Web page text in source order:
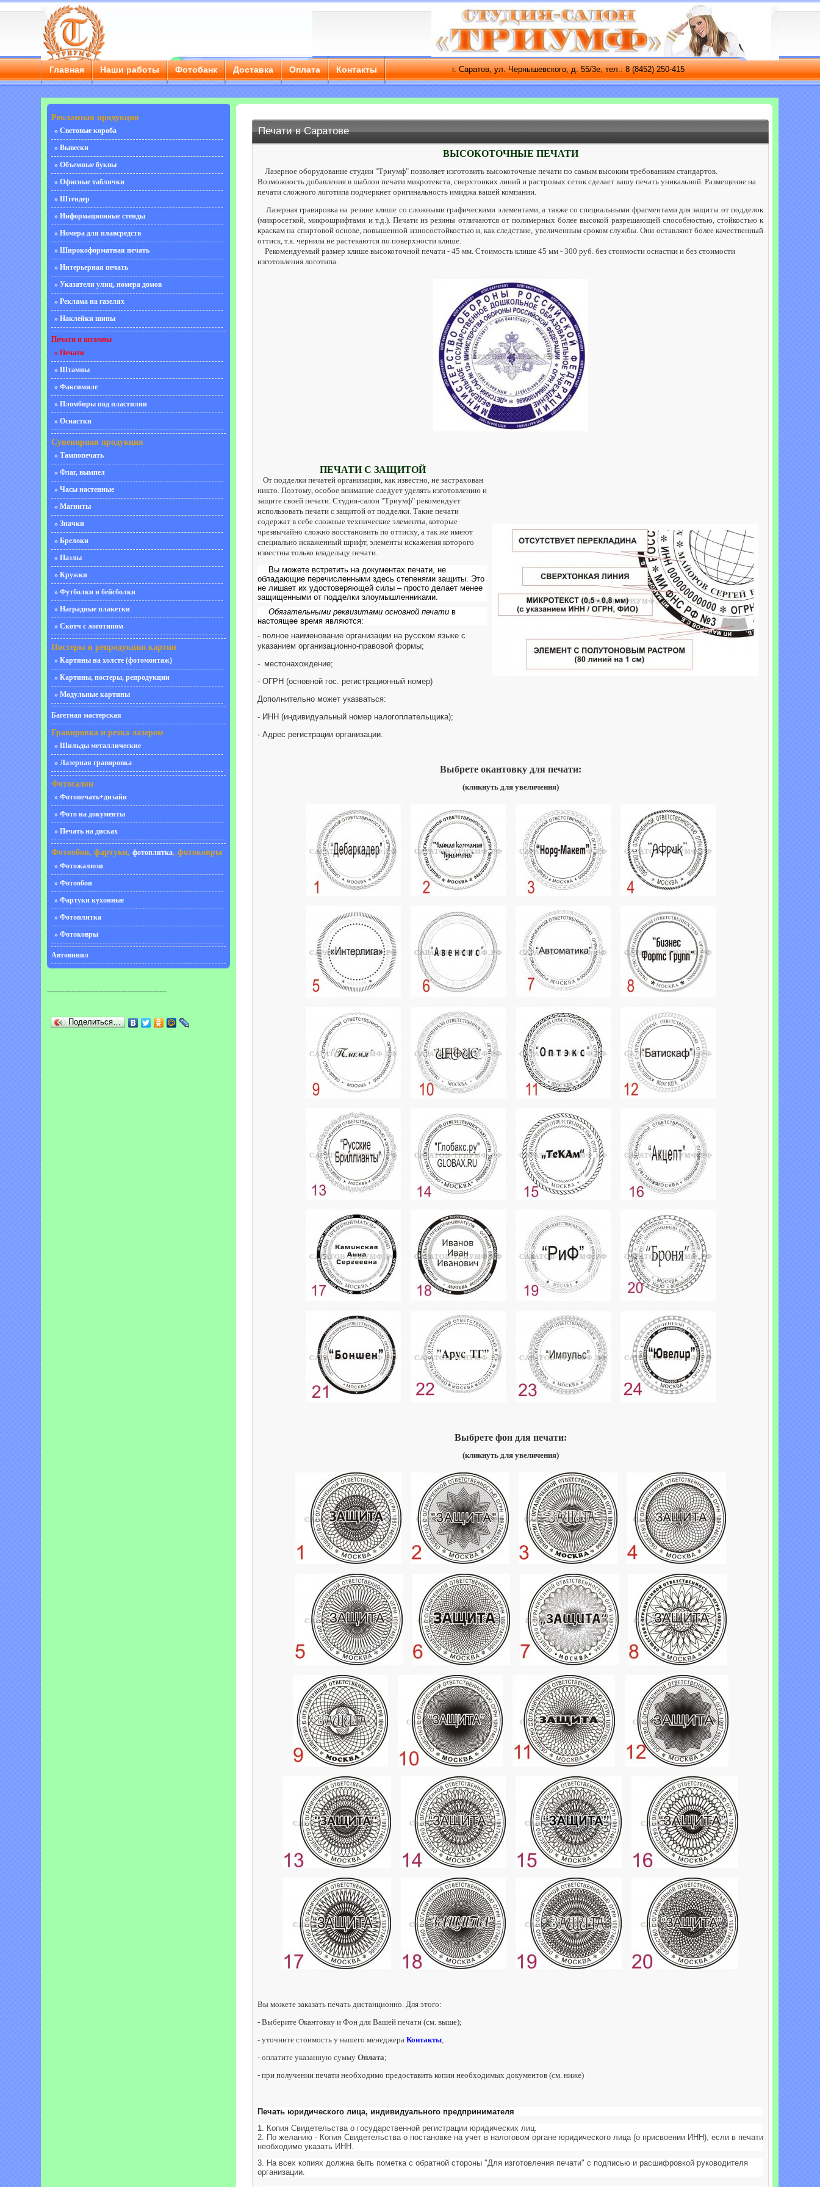
Главная Правила Контакты
Главная Наши работы Фотобанк Доставка Оплата Контакты г. Саратов, ул. Чернышевского, д. 55/3е, тел.: 8 (8452) 250-415
Рекламная продукция
» Световые короба
» Вывески
» Объемные буквы
» Офисные таблички
» Штендер
» Информационные стенды
» Номера для плавсредств
» Широкоформатная печать
» Интерьерная печать
» Указатели улиц, номера домов
» Реклама на газелях
» Наклейки шипы
Печати и штампы
» Печати
» Штампы
» Факсимиле
» Пломбиры под пластилин
» Оснастки
Сувенирная продукция
» Тампопечать
» Флаг, вымпел
» Часы настенные
» Магниты
» Значки
» Брелоки
» Пазлы
» Кружки
» Футболки и бейсболки
» Наградные плакетки
» Скотч с логотипом
Постеры и репродукции картин
» Картины на холсте (фотомонтаж)
» Картины, постеры, репродукции
» Модульные картины
Багетная мастерская
Гравировка и резка лазером
» Шильды металлические
» Лазерная гравировка
Фотосалон
» Фотопечать+дизайн
» Фото на документы
» Печать на дисках
Фотообои, фартуки,фотоплитка, фотоковры
» Фотожалюзи
» Фотообои
» Фартуки кухонные
» Фотоплитка
» Фотоковры
Автовинил
-------------------------------------------------
Поделиться…
Печати в Саратове
ВЫСОКОТОЧНЫЕ ПЕЧАТИ
Лазерное оборудование студии "Триумф" позволяет изготовить высокоточные печати по самым высоким требованиям стандартов.
Возможность добавления в шаблон печати микротекста, сверхтонких линий и растровых сеток сделает вашу печать уникальной. Размещение на
печати сложного логотипа подчеркнет оригинальность имиджа вашей компании.
Лазерная гравировка на резине клише со сложными графическими элементами, а также со специальными фрагментами для защиты от подделок
(микросеткой, микрошрифтами и т.д.). Печати из резины отличаются от полимерных более высокой разрешающей способностью, стойкостью к
краскам на спиртовой основе, повышенной износостойкостью и, как следствие, увеличенным сроком службы. Они оставляют более качественный
оттиск, т.к. чернила не растекаются по поверхности клише.
Рекомендуемый размер клише высокоточной печати - 45 мм. Стоимость клише 45 мм - 300 руб. без стоимости оснастки и без стоимости
изготовления логотипа.
ПЕЧАТИ С ЗАЩИТОЙ
От подделки печатей организации, как известно, не застрахован
никто. Поэтому, особое внимание следует уделять изготовлению и
защите своей печати. Студия-салон "Триумф" рекомендует
использовать печати с защитой от подделки. Такие печати
содержат в себе сложные технические элементы, которые
чрезвычайно сложно восстановить по оттиску, а так же имеют
специально искаженный шрифт, элементы искажения которого
известны только владельцу печати.
Вы можете встретить на документах печати, не
обладающие перечисленными здесь степенями защиты. Это
не лишает их удостоверяющей силы – просто делает менее
защищенными от подделки злоумышленниками.
Обязательными реквизитами основной печати в
настоящее время являются:
- полное наименование организации на русском языке с
указанием организационно-правовой формы;
- местонахождение;
- ОГРН (основной гос. регистрационный номер)
Дополнительно может указваться:
- ИНН (индивидуальный номер налогоплательщика);
- Адрес регистрации организации.
Выбрете окантовку для печати:
(кликнуть для увеличения)
Выбрете фон для печати:
(кликнуть для увеличения)
Вы можете заказать печать дистанционно. Для этого:
- Выберите Окантовку и Фон для Вашей печати (см. выше);
- уточните стоимость у нашего менеджераКонтакты;
- оплатите указанную суммуОплата;
- при получении печати необходимо предоставить копии необходимых документов (см. ниже)
Печать юридического лица, индивидуального предпринимателя
1. Копия Свидетельства о государственной регистрации юридических лиц.
2. По желанию - Копия Свидетельства о постановке на учет в налоговом органе юридического лица (о присвоении ИНН), если в печати
необходимо указать ИНН.
3. На всех копиях должна быть пометка с обратной стороны "Для изготовления печати" с подписью и расшифровкой руководителя
организации.